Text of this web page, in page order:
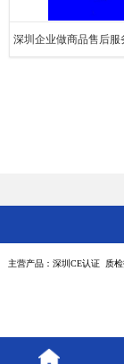
深圳企业做商品售后服
主营产品：深圳CE认证 质